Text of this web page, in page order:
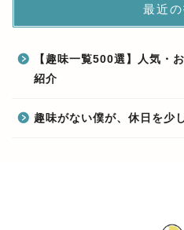
最近
【趣味一覧500選】人気・
紹介
趣味がない僕が、休日を少